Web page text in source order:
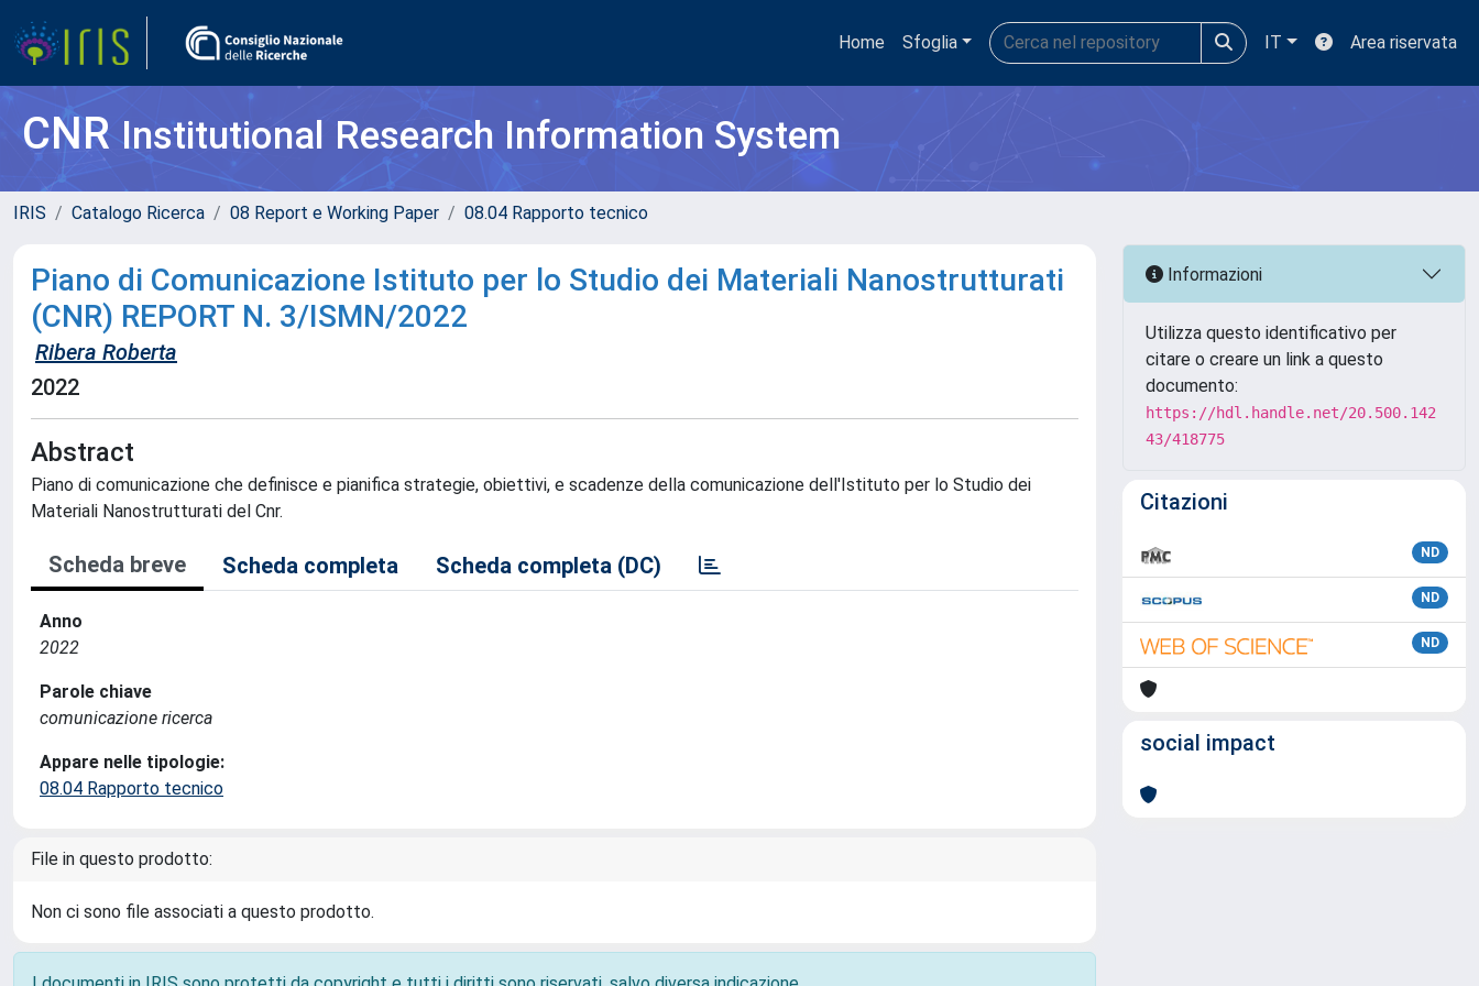
Home Sfoglia IT Area riservata
CNRInstitutional Research Information System
IRIS Catalogo Ricerca 08 Report e Working Paper 08.04 Rapporto tecnico
Piano di Comunicazione Istituto per lo Studio dei Materiali Nanostrutturati
(CNR) REPORT N. 3/ISMN/2022
Ribera Roberta
2022
Abstract
Piano di comunicazione che definisce e pianifica strategie, obiettivi, e scadenze della comunicazione dell'Istituto per lo Studio dei
Materiali Nanostrutturati del Cnr.
Scheda breve Scheda completa Scheda completa (DC)
Anno
2022
Parole chiave
comunicazione ricerca
Appare nelle tipologie:
08.04 Rapporto tecnico
File in questo prodotto:
Non ci sono file associati a questo prodotto.
Informazioni
Utilizza questo identificativo per
citare o creare un link a questo
documento:
https://hdl.handle.net/20.500.142
43/418775
Citazioni
ND
ND
ND
social impact